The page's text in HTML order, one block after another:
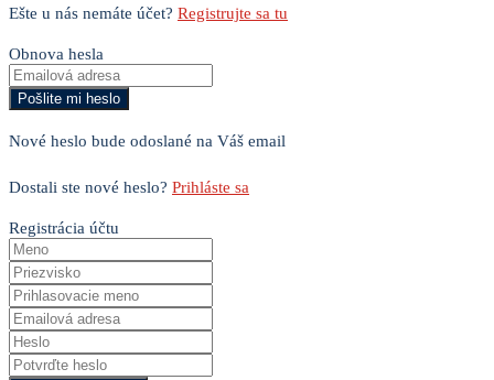
Ešte u nás nemáte účet? Registrujte sa tu
Obnova hesla
Nové heslo bude odoslané na Váš email
Dostali ste nové heslo? Prihláste sa
Registrácia účtu